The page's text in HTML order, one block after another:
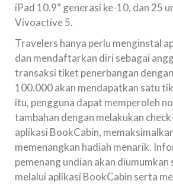
iPad 10.9” generasi ke-10, dan 25
Vivoactive 5.
Travelers hanya perlu menginstal
dan mendaftarkan diri sebagai
transaksi tiket penerbangan
100.000 akan mendapatkan satu
itu, pengguna dapat memperoleh
tambahan dengan melakukan
aplikasi BookCabin,
memenangkan hadiah menarik.
pemenang undian akan diumumkan
melalui aplikasi BookCabin serta